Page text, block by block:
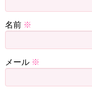
関連記事
名前 ※
メール ※